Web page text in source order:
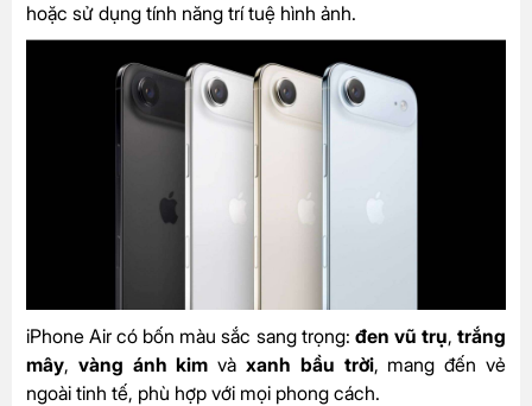
hoặc sử dụng tính năng trí tuệ hình ảnh.
iPhone Air có bốn màu sắc sang trọng: đen vũ trụ,trắng
mây, vàng ánh kim vàxanh bầu trời, mang đến vẻ
ngoài tinh tế, phù hợp với mọi phong cách.